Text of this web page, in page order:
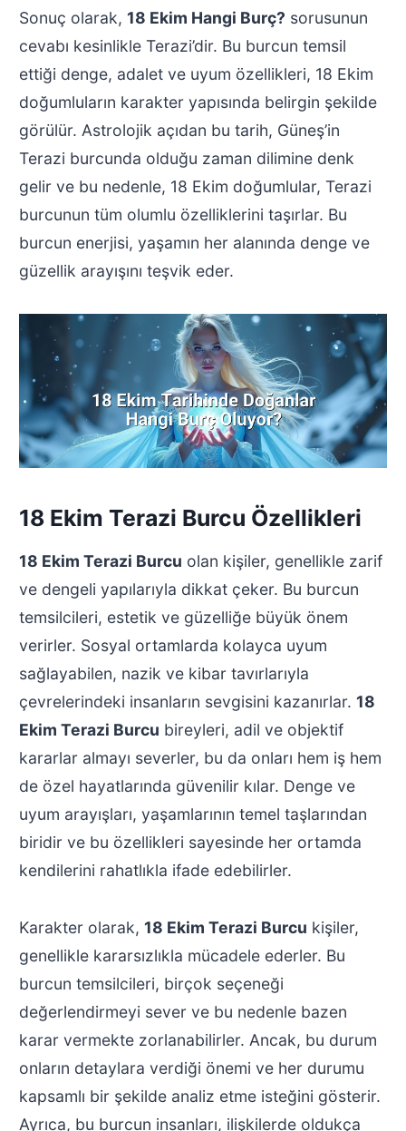
Sonuç olarak, 18 Ekim Hangi Burç? sorusunun
cevabı kesinlikle Terazi’dir. Bu burcun temsil
ettiği denge, adalet ve uyum özellikleri, 18 Ekim
doğumluların karakter yapısında belirgin şekilde
görülür. Astrolojik açıdan bu tarih, Güneş’in
Terazi burcunda olduğu zaman dilimine denk
gelir ve bu nedenle, 18 Ekim doğumlular, Terazi
burcunun tüm olumlu özelliklerini taşırlar. Bu
burcun enerjisi, yaşamın her alanında denge ve
güzellik arayışını teşvik eder.
18 Ekim Terazi Burcu Özellikleri
18 Ekim Terazi Burcu olan kişiler, genellikle zarif
ve dengeli yapılarıyla dikkat çeker. Bu burcun
temsilcileri, estetik ve güzelliğe büyük önem
verirler. Sosyal ortamlarda kolayca uyum
sağlayabilen, nazik ve kibar tavırlarıyla
çevrelerindeki insanların sevgisini kazanırlar. 18
Ekim Terazi Burcu bireyleri, adil ve objektif
kararlar almayı severler, bu da onları hem iş hem
de özel hayatlarında güvenilir kılar. Denge ve
uyum arayışları, yaşamlarının temel taşlarından
biridir ve bu özellikleri sayesinde her ortamda
kendilerini rahatlıkla ifade edebilirler.
Karakter olarak, 18 Ekim Terazi Burcu kişiler,
genellikle kararsızlıkla mücadele ederler. Bu
burcun temsilcileri, birçok seçeneği
değerlendirmeyi sever ve bu nedenle bazen
karar vermekte zorlanabilirler. Ancak, bu durum
onların detaylara verdiği önemi ve her durumu
kapsamlı bir şekilde analiz etme isteğini gösterir.
Ayrıca, bu burcun insanları, ilişkilerde oldukça